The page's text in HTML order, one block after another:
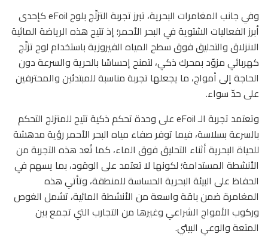
وفي جانب المغامرات البحرية، تبرز تجربة التزلّج بلوح eFoil كإحدى
أبرز الفعاليات الشتوية في البحر الأحمر؛ إذ تتيح هذه الرياضة المائية
الانزلاق والتحليق فوق سطح المياه الفيروزية باستخدام لوح تزلّج
كهربائي مزوّد بمحرك ذكي، لتمنح إحساسًا بالحرية والسرعة دون
الحاجة إلى أمواج، ما يجعلها تجربة مناسبة للمبتدئين والمحترفين
على حدّ سواء.
وتعتمد تجربة الـ eFoil على وحدة تحكم ذكية تتيح للمتزلج التحكم
بالسرعة بسلاسة، فيما توفر صفاء مياه البحر الأحمر رؤية مدهشة
للحياة البحرية أثناء التحليق فوق الماء، كما تُعد هذه التجربة من
الأنشطة المستدامة؛ لكونها لا تعتمد على الوقود، بما يسهم في
الحفاظ على البيئة البحرية الحساسة للمنطقة، وتأتي هذه
المغامرة ضمن باقة واسعة من الأنشطة المائية، تشمل الغوص
وركوب الأمواج الشراعي وغيرها من التجارب التي تجمع بين
المتعة والوعي البيئي.